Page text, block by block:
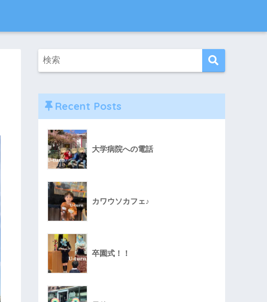
Recent Posts
大学病院への電話
カワウソカフェ♪
卒園式！！